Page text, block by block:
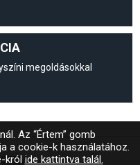
megoldásokkal
Az “Értem” gomb
a cookie-k használatához.
król ide kattintva talál.